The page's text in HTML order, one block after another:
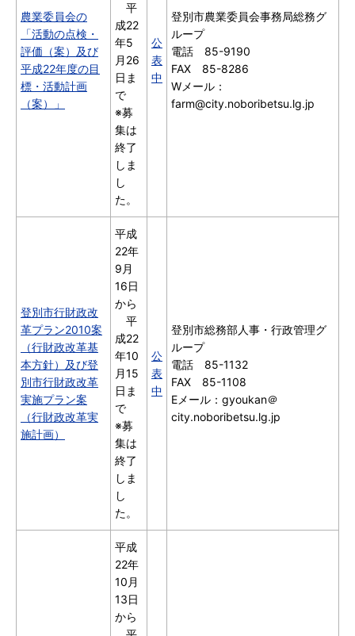
農業委員会の
「活動の点検・
評価（案）及び
平成22年度の目
標・活動計画
（案）」
平
成22
年5
月26
日ま
で
※募
集は
終了
しま
し
た。
公
表
中
登別市農業委員会事務局総務グ
ループ
電話 85-9190
FAX 85-8286
Wメール：
farm@city.noboribetsu.lg.jp
登別市行財政改
革プラン2010案
（行財政改革基
本方針）及び登
別市行財政改革
実施プラン案
（行財政改革実
施計画）
平成
22年
9月
16日
から
平
成22
年10
月15
日ま
で
※募
集は
終了
しま
し
た。
公
表
中
登別市総務部人事・行政管理グ
ループ
電話 85-1132
FAX 85-1108
Eメール：gyoukan＠
city.noboribetsu.lg.jp
平成
22年
10月
13日
から